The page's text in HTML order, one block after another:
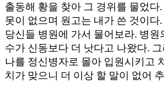
출동해 황을 찾아 그 경위를 물었다
못이 없으며 원고는 내가 쓴 것이다
당신들 병원에 가서 물어보라. 병원
수가 신동보다 더 낫다고 나왔다.
나를 정신병자로 몰아 입원시키고
치가 맞으니 더 이상 할 말이 없어